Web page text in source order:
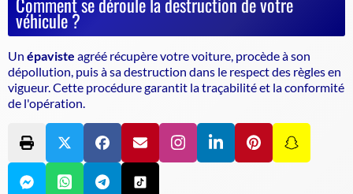
véhicule ?
Un épaviste agréé récupère votre voiture, procède à son
dépollution, puis à sa destruction dans le respect des règles en
vigueur. Cette procédure garantit la traçabilité et la conformité
de l'opération.